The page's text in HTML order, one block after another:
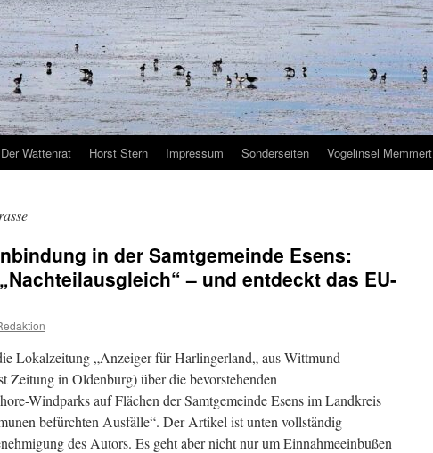
Der Wattenrat Horst Stern Impressum Sonderseiten Vogelinsel Memmert
in der Samtgemeinde Esens:
– und entdeckt das EU-
Lokalzeitung „Anzeiger für Harlingerland„ aus Wittmund
Zeitung in Oldenburg) über die bevorstehenden
Windparks auf Flächen der Samtgemeinde Esens im Landkreis
befürchten Ausfälle“. Der Artikel ist unten vollständig
des Autors. Es geht aber nicht nur um Einnahmeeinbußen